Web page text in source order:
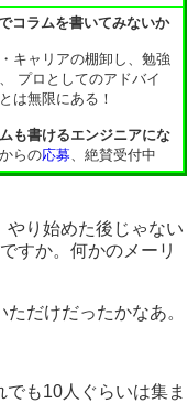
コラムを書いてみないか
キャリアの棚卸し、勉強
プロとしてのアドバイ
無限にある！
も書けるエンジニアにな
からの応募、絶賛受付中
り始めた後じゃない
すか。何かのメーリ
だけだったかなあ。
も10人ぐらいは集ま